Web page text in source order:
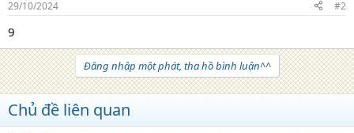
29/10/2024 #2
9
Đăng nhập một phát, tha hồ bình luận^^
Chủ đề liên quan